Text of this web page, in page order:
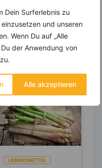
Dein Surferlebnis zu
und unseren
Wenn Du auf „Alle
der Anwendung von
Alle akzeptieren
die Zutaten
LEBENSMITTEL